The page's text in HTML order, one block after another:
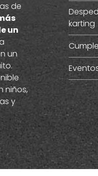
de
un
un
niños,
y
karting